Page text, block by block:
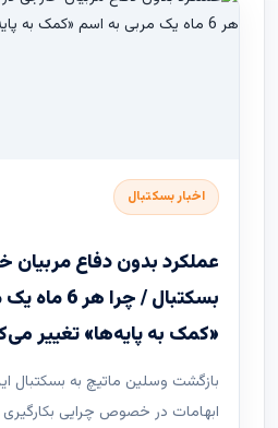
اخبار بسکتبال
عملکرد بدون دفاع مربیان
بسکتبال /
«کمک به پایه‌ها» تغییر
بازگشت وسلین ماتیچ به بسکتبال
ابهامات در خصوص چرایی بکارگیری